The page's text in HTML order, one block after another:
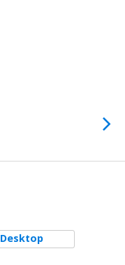
Desktop